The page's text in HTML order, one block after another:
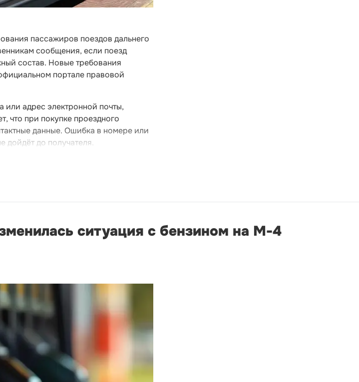
пассажиров поездов дальнего
сообщения, если поезд
состав. Новые требования
портале правовой
адрес электронной почты,
что при покупке проездного
данные. Ошибка в номере или
дойдёт до получателя.
ситуация с бензином на М-4